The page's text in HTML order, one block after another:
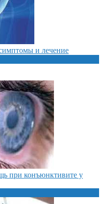
и лечение
при конъюнктивите у